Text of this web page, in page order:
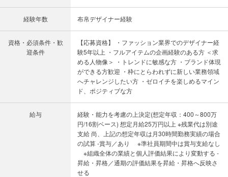
経験年数 布帛デザイナー経験
資格・必須条件・歓
迎条件
【応募資格】 ・ファッション業界でのデザイナー経
験5年以上 ・フルアイテムの企画経験のある方 ＜求
める人物像＞ ・トレンドに敏感な方 ・ブランド体現
ができる方歓迎 ・枠にとらわれずに新しい業務領域
へチャレンジしたい方 ・ゼロイチを楽しめるマイン
ド、ポジティブな方
給与
経験・能力を考慮の上決定(想定年収：400～800万
円/16割ベース) 想定月給25万円以上 ※残業代は別途
支給 尚、上記の想定年収は月30時間勤務実績の場合
の試算 ‐賞与／あり ※準社員期間中は賞与支給なし
※組織全体の業績と個人評価結果により変動する ‐
昇給・昇格／通期の評価結果を昇給・昇格へ反映さ
せる